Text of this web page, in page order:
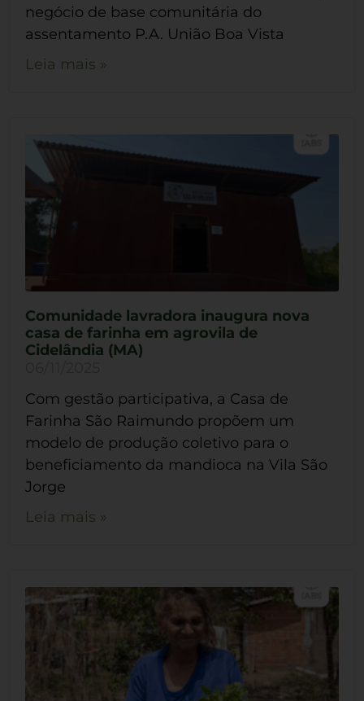
negócio de base comunitária do
assentamento P.A. União Boa Vista
Leia mais »
Comunidade lavradora inaugura nova
casa de farinha em agrovila de
Cidelândia (MA)
Com gestão participativa, a Casa de
Farinha São Raimundo propõem um
modelo de produção coletivo para o
beneficiamento da mandioca na Vila São
Jorge
Leia mais »